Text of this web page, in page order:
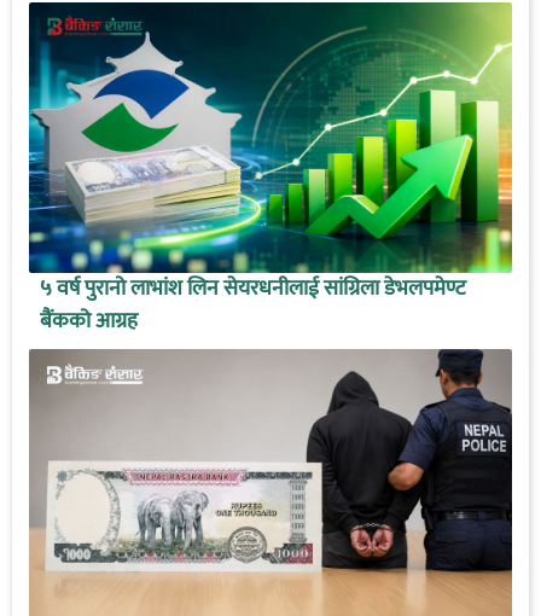
५ वर्ष पुरानो लाभांश लिन सेयरधनीलाई सांग्रिला डेभलपमेण्ट
बैंकको आग्रह